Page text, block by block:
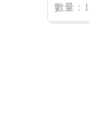
數量：1